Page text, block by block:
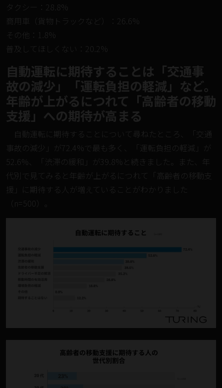
タクシー：28.8%
商用車（貨物トラックなど）：26.6%
その他：1.8%
普及してほしくない：20.2%
自動運転に期待することは「交通事
故の減少」「運転負担の軽減」など。
年齢が上がるにつれて「高齢者の移動
支援」への期待が高まる
自動運転に期待することについて尋ねたところ、「交通
事故の減少」が72.4%で最も多く、「運転負担の軽減」が
52.6%、「渋滞の緩和」が39.8%と続きました。また、年
代別で見てみると年齢が上がるにつれて「高齢者の移動支
援」に期待する人が増えていることがわかりました
（n=500）。